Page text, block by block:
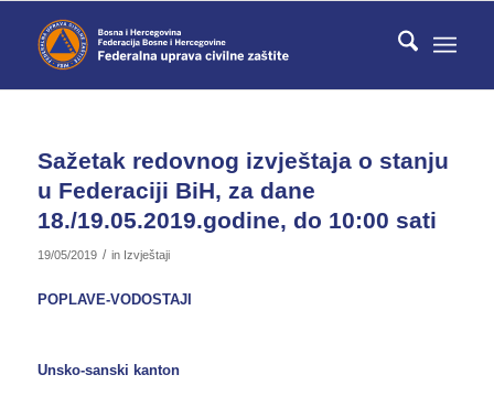
Sažetak redovnog izvještaja o stanju
u Federaciji BiH, za dane
18./19.05.2019.godine, do 10:00 sati
19/05/2019 / in Izvještaji
POPLAVE-VODOSTAJI
Unsko-sanski kanton